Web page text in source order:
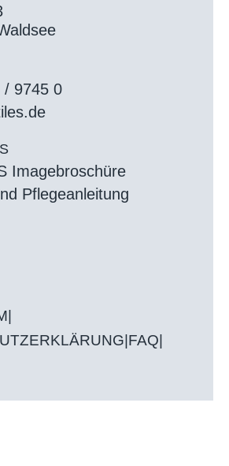
/ 9745 0
Imagebroschüre
Pflegeanleitung
FAQ